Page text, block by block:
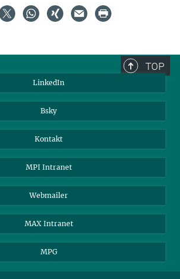
TOP
LinkedIn
Bsky
Kontakt
MPI Intranet
Webmailer
MAX Intranet
MPG